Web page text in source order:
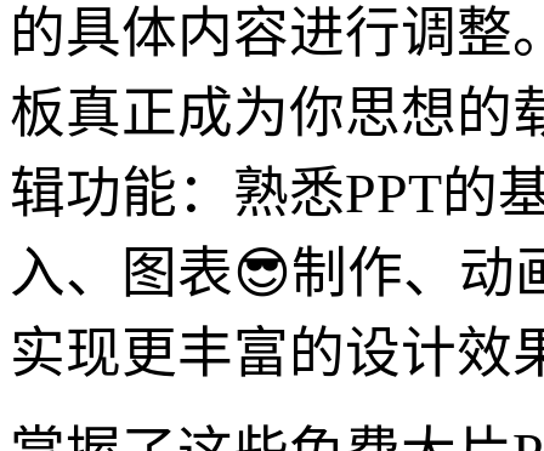
的具体内容进行调整
板真正成为你思想的
辑功能：熟悉PPT的
入、图表😎制作、动
实现更丰富的设计效